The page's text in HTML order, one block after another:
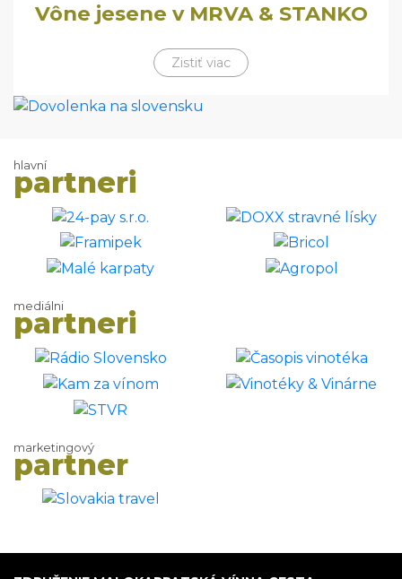
Vône jesene v MRVA & STANKO
Zistiť viac
hlavní
partneri
mediálni
partneri
marketingový
partner